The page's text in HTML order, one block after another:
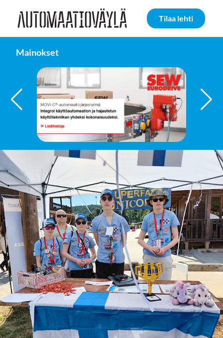
Siirry sivun sisältöön
Tilaa lehti
Mainokset
FAULHABER GROUP